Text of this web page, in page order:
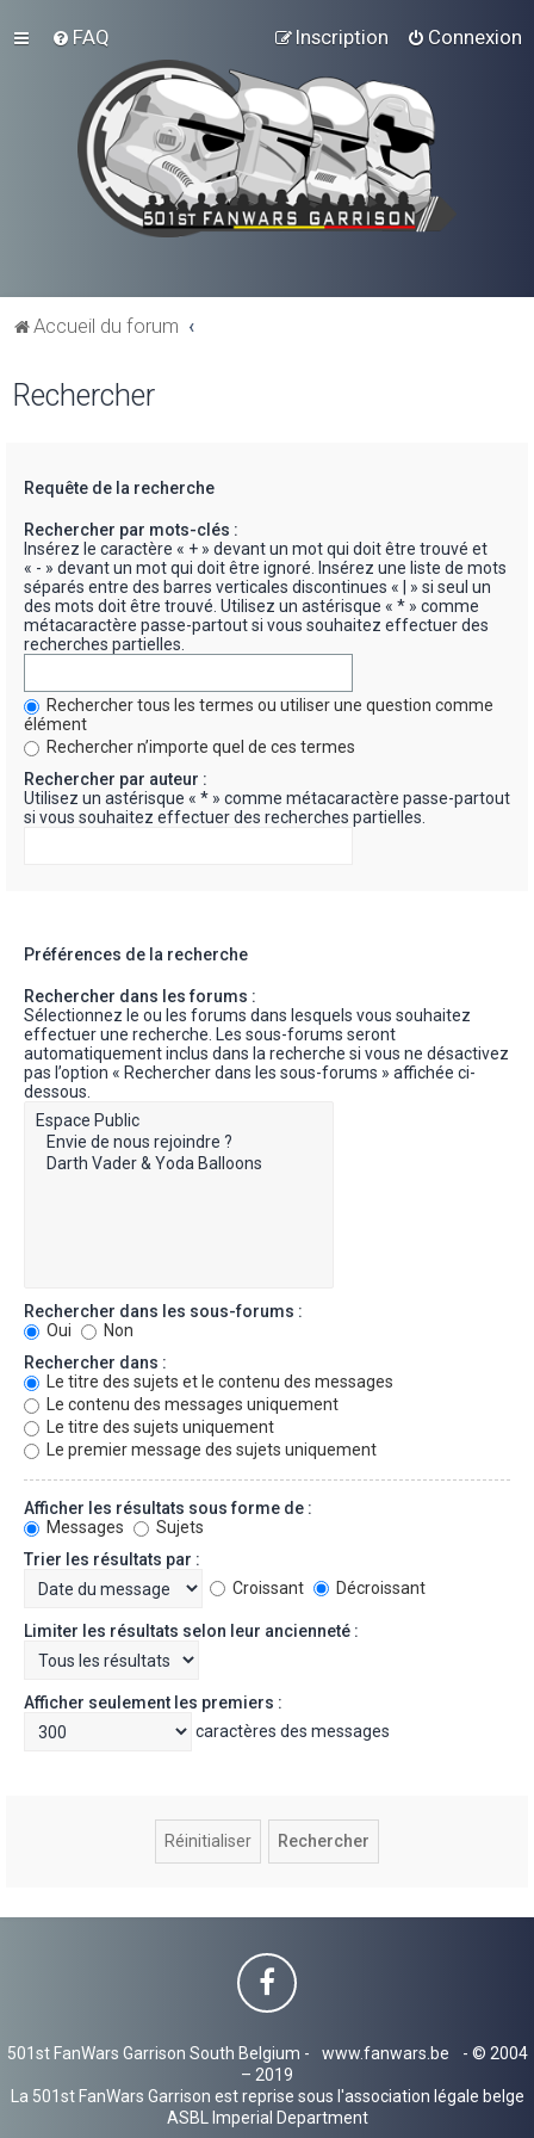
FAQ Connexion
Inscription
Accueil du forum
Rechercher
Requête de la recherche
Rechercher par mots-clés :
Insérez le caractère « + » devant un mot qui doit être trouvé et
« - » devant un mot qui doit être ignoré. Insérez une liste de mots
séparés entre des barres verticales discontinues « | » si seul un
des mots doit être trouvé. Utilisez un astérisque « * » comme
métacaractère passe-partout si vous souhaitez effectuer des
recherches partielles.
Rechercher tous les termes ou utiliser une question comme
élément
Rechercher n’importe quel de ces termes
Rechercher par auteur :
Utilisez un astérisque « * » comme métacaractère passe-partout
si vous souhaitez effectuer des recherches partielles.
Préférences de la recherche
Rechercher dans les forums :
Sélectionnez le ou les forums dans lesquels vous souhaitez
effectuer une recherche. Les sous-forums seront
automatiquement inclus dans la recherche si vous ne désactivez
pas l’option « Rechercher dans les sous-forums » affichée ci-
dessous.
Rechercher dans les sous-forums :
Oui
Non
Rechercher dans :
Le titre des sujets et le contenu des messages
Le contenu des messages uniquement
Le titre des sujets uniquement
Le premier message des sujets uniquement
Afficher les résultats sous forme de :
Messages
Sujets
Trier les résultats par :
Croissant
Décroissant
Limiter les résultats selon leur ancienneté :
Afficher seulement les premiers :
caractères des messages
501st FanWars Garrison South Belgium - www.fanwars.be
- © 2004
– 2019
La 501st FanWars Garrison est reprise sous l'association légale belge
ASBL Imperial Department